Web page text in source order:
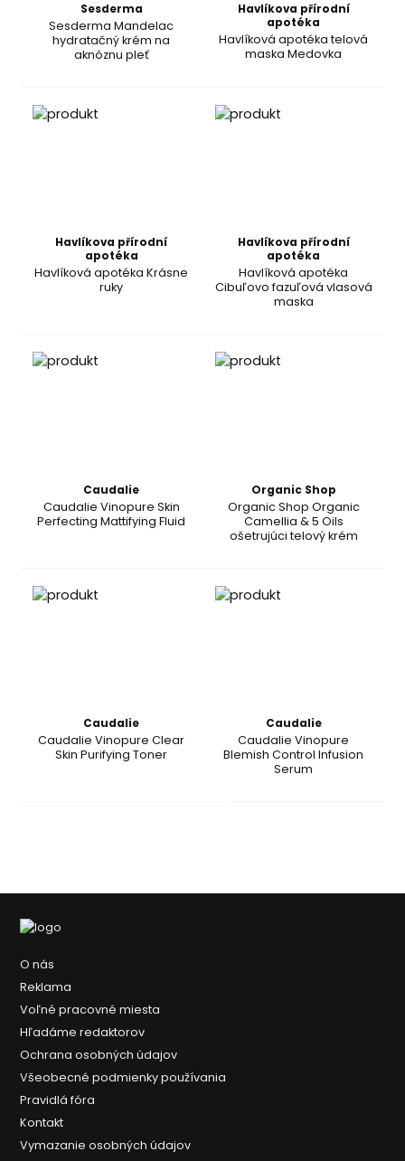
Sesderma
Sesderma Mandelac
hydratačný krém na
aknóznu pleť
Havlíkova přírodní
apotéka
Havlíková apotéka telová
maska Medovka
Havlíkova přírodní
apotéka
Havlíková apotéka Krásne
ruky
Havlíkova přírodní
apotéka
Havlíková apotéka
Cibuľovo fazuľová vlasová
maska
Caudalie
Caudalie Vinopure Skin
Perfecting Mattifying Fluid
Organic Shop
Organic Shop Organic
Camellia & 5 Oils
ošetrujúci telový krém
Caudalie
Caudalie Vinopure Clear
Skin Purifying Toner
Caudalie
Caudalie Vinopure
Blemish Control Infusion
Serum
O nás
Reklama
Voľné pracovné miesta
Hľadáme redaktorov
Ochrana osobných údajov
Všeobecné podmienky používania
Pravidlá fóra
Kontakt
Vymazanie osobných údajov